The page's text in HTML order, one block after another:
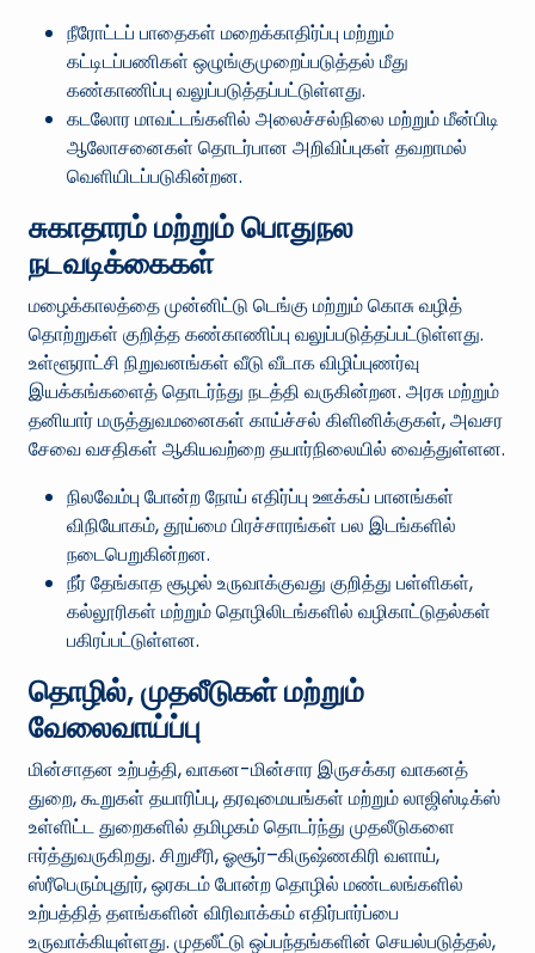
நீரோட்டப் பாதைகள் மறைக்காதிர்ப்பு மற்றும்
கட்டிடப்பணிகள் ஒழுங்குமுறைப்படுத்தல் மீது
கண்காணிப்பு வலுப்படுத்தப்பட்டுள்ளது.
கடலோர மாவட்டங்களில் அலைச்சல்நிலை மற்றும் மீன்பிடி
ஆலோசனைகள் தொடர்பான அறிவிப்புகள் தவறாமல்
வெளியிடப்படுகின்றன.
சுகாதாரம் மற்றும் பொதுநல
நடவடிக்கைகள்
மழைக்காலத்தை முன்னிட்டு டெங்கு மற்றும் கொசு வழித்
தொற்றுகள் குறித்த கண்காணிப்பு வலுப்படுத்தப்பட்டுள்ளது.
உள்ளூராட்சி நிறுவனங்கள் வீடு வீடாக விழிப்புணர்வு
இயக்கங்களைத் தொடர்ந்து நடத்தி வருகின்றன. அரசு மற்றும்
தனியார் மருத்துவமனைகள் காய்ச்சல் கிளினிக்குகள், அவசர
சேவை வசதிகள் ஆகியவற்றை தயார்நிலையில் வைத்துள்ளன.
நிலவேம்பு போன்ற நோய் எதிர்ப்பு ஊக்கப் பானங்கள்
விநியோகம், தூய்மை பிரச்சாரங்கள் பல இடங்களில்
நடைபெறுகின்றன.
நீர் தேங்காத சூழல் உருவாக்குவது குறித்து பள்ளிகள்,
கல்லூரிகள் மற்றும் தொழிலிடங்களில் வழிகாட்டுதல்கள்
பகிரப்பட்டுள்ளன.
தொழில், முதலீடுகள் மற்றும்
வேலைவாய்ப்பு
மின்சாதன உற்பத்தி, வாகன-மின்சார இருசக்கர வாகனத்
துறை, கூறுகள் தயாரிப்பு, தரவுமையங்கள் மற்றும் லாஜிஸ்டிக்ஸ்
உள்ளிட்ட துறைகளில் தமிழகம் தொடர்ந்து முதலீடுகளை
ஈர்த்துவருகிறது. சிறுசீரி, ஓசூர்–கிருஷ்ணகிரி வளாய்,
ஸ்ரீபெரும்புதூர், ஒரகடம் போன்ற தொழில் மண்டலங்களில்
உற்பத்தித் தளங்களின் விரிவாக்கம் எதிர்பார்ப்பை
உருவாக்கியுள்ளது. முதலீட்டு ஒப்பந்தங்களின் செயல்படுத்தல்,